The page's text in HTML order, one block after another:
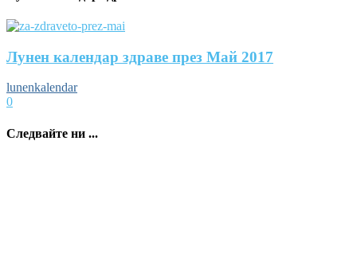
Лунен календар здраве през Май 2017
lunenkalendar
0
Следвайте ни ...